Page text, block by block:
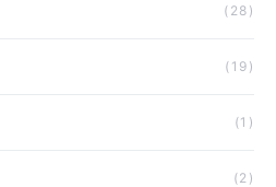
(28)
(19)
(1)
(2)